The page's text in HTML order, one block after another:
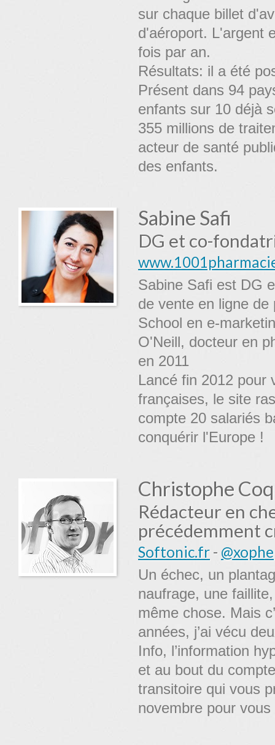
sur chaque billet
d'aéroport. L'argent
fois par an.
Résultats: il a été
Présent dans 94
enfants sur 10 déjà
355 millions de
acteur de santé
des enfants.
Sabine Safi
DG et co-
Sabine Safi est DG
de vente en ligne de
School en e-
O'Neill, docteur en
en 2011
Lancé fin 2012 pour
françaises, le site
compte 20 salariés
conquérir l'Europe !
Christophe
Rédacteur en
précédemment
Softonic.fr - @xophe
Un échec, un
naufrage, une
même chose. Mais
années, j’ai vécu
Info, l’information
et au bout du
transitoire qui vous
novembre pour